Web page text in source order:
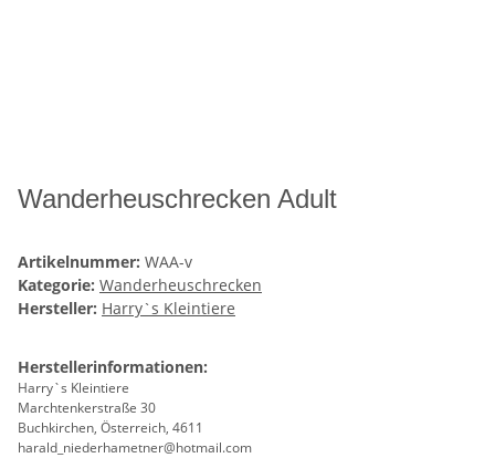
Wanderheuschrecken Adult
Artikelnummer: WAA-v
Kategorie: Wanderheuschrecken
Hersteller: Harry`s Kleintiere
Herstellerinformationen:
Harry`s Kleintiere
Marchtenkerstraße 30
Buchkirchen, Österreich, 4611
harald_niederhametner@hotmail.com